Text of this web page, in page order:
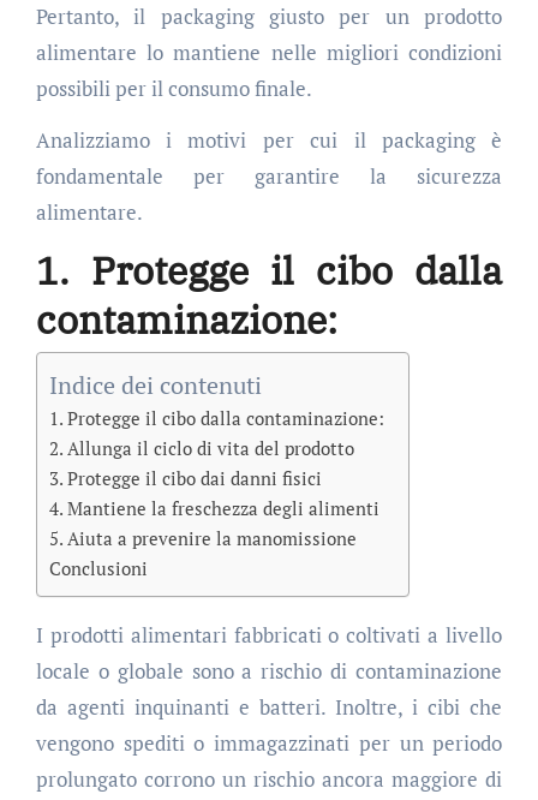
Pertanto, il packaging giusto per un prodotto
alimentare lo mantiene nelle migliori condizioni
possibili per il consumo finale.
Analizziamo i motivi per cui il packaging è
fondamentale per garantire la sicurezza
alimentare.
1. Protegge il cibo dalla
contaminazione:
Indice dei contenuti
1. Protegge il cibo dalla contaminazione:
2. Allunga il ciclo di vita del prodotto
3. Protegge il cibo dai danni fisici
4. Mantiene la freschezza degli alimenti
5. Aiuta a prevenire la manomissione
Conclusioni
I prodotti alimentari fabbricati o coltivati a livello
locale o globale sono a rischio di contaminazione
da agenti inquinanti e batteri. Inoltre, i cibi che
vengono spediti o immagazzinati per un periodo
prolungato corrono un rischio ancora maggiore di